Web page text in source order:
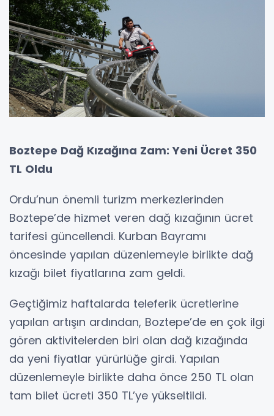
Boztepe Dağ Kızağına Zam: Yeni Ücret 350
TL Oldu
Ordu’nun önemli turizm merkezlerinden
Boztepe’de hizmet veren dağ kızağının ücret
tarifesi güncellendi. Kurban Bayramı
öncesinde yapılan düzenlemeyle birlikte dağ
kızağı bilet fiyatlarına zam geldi.
Geçtiğimiz haftalarda teleferik ücretlerine
yapılan artışın ardından, Boztepe’de en çok ilgi
gören aktivitelerden biri olan dağ kızağında
da yeni fiyatlar yürürlüğe girdi. Yapılan
düzenlemeyle birlikte daha önce 250 TL olan
tam bilet ücreti 350 TL’ye yükseltildi.